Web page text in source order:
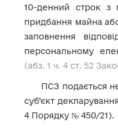
10-денний строк з
придбання майна
заповнення
персональному
(абз. 1 ч. 4 ст. 52
ПСЗ подається
суб’єкт
4 Порядку № 450/21).